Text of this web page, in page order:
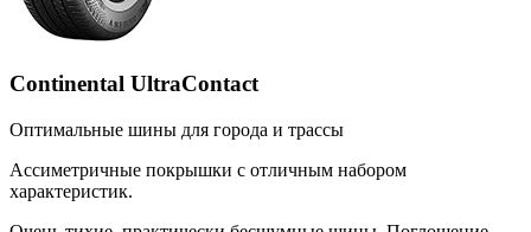
Continental UltraContact
Оптимальные шины для города и трассы
Ассиметричные покрышки с отличным набором
характеристик.